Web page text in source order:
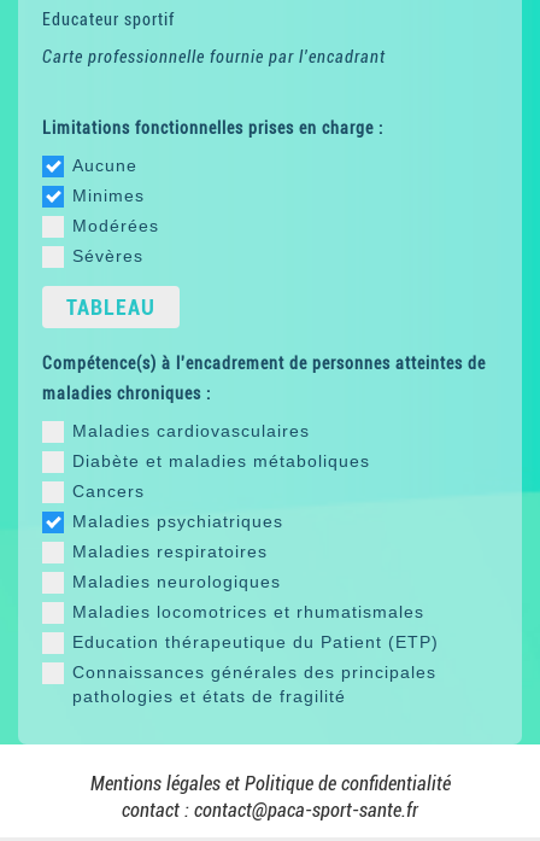
Educateur sportif
Carte professionnelle fournie par l'encadrant
Limitations fonctionnelles prises en charge :
Aucune
Minimes
Modérées
Sévères
TABLEAU
Compétence(s) à l'encadrement de personnes atteintes de
maladies chroniques :
Maladies cardiovasculaires
Diabète et maladies métaboliques
Cancers
Maladies psychiatriques
Maladies respiratoires
Maladies neurologiques
Maladies locomotrices et rhumatismales
Education thérapeutique du Patient (ETP)
Connaissances générales des principales
pathologies et états de fragilité
Mentions légales et Politique de confidentialité
contact : contact@paca-sport-sante.fr